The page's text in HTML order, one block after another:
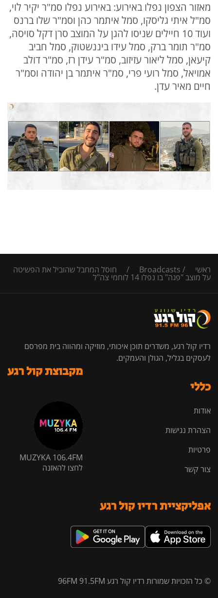
מאזור הצפון נפלו באירוע: באירוע נפלו סמ"ר יקיר לוי,
סמ"ל איתי גליסקו, סמל איתמר כהן וסמ"ר שלו ברנס
ועוד 10 חיילים שניסו להגן על המוצב סרן דקל סויסה,
סמ"ר תומר ברק, סמל עידו ביננשטוק, סמל חביב
קיעאן, סמל ליאור עזיזוב, סמ"ר עידן רז, סמ"ר דולב
אמויאל, סמל רועי פרי, סמ"ר איתמר בן יהודה וסמ"ר
חיים מאיר עדן.
ראשי /
Broadcasts
/ חוסל המחבל שהוביל את הפשיטה
על מוצב "פגה" בו נפלו 14 לוחמי צה"ל
רדיו קול רגע, משדרים תוכן איכותי, מוזיקה ומהווה בית מפרסם
לעסקים בגליל, הגולן והעמקים.
כללי
אודות
הצהרת נגישות
פרטיות
צור קשר
מקבוצת קול רגע
MUZYKA 106.4FM
לחצו להאזנה
אפליקציית רדיו קול רגע
© כל הזכויות שמורות רדיו קול רגע 96FM 91.5FM